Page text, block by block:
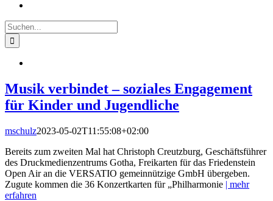
Suche
nach:
Musik verbindet – soziales Engagement
für Kinder und Jugendliche
mschulz2023-05-02T11:55:08+02:00
Bereits zum zweiten Mal hat Christoph Creutzburg, Geschäftsführer
des Druckmedienzentrums Gotha, Freikarten für das Friedenstein
Open Air an die VERSATIO gemeinnützige GmbH übergeben.
Zugute kommen die 36 Konzertkarten für „Philharmonie | mehr
erfahren